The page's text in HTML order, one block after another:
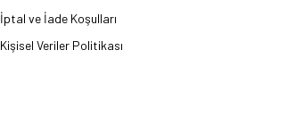
İptal ve İade Koşulları
Kişisel Veriler Politikası